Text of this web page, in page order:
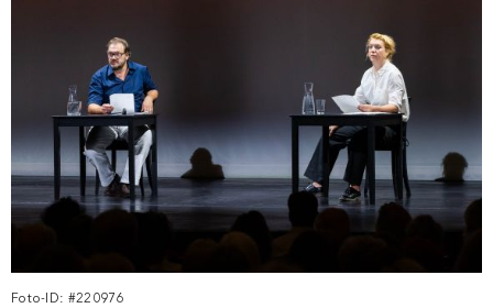
Foto-ID: #220976